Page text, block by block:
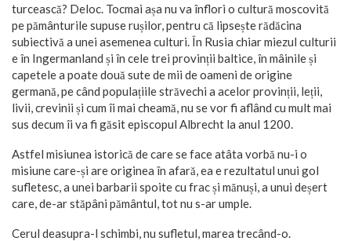
turcească? Deloc. Tocmai așa nu va înflori o cultură moscovită
pe pământurile supuse rușilor, pentru că lipsește rădăcina
subiectivă a unei asemenea culturi. În Rusia chiar miezul culturii
e în Ingermanland și în cele trei provinții baltice, în mâinile și
capetele a poate două sute de mii de oameni de origine
germană, pe când populațiile străvechi a acelor provinții, leții,
livii, crevinii și cum îi mai cheamă, nu se vor fi aflând cu mult mai
sus decum îi va fi găsit episcopul Albrecht la anul 1200.
Astfel misiunea istorică de care se face atâta vorbă nu-i o
misiune care-și are originea în afară, ea e rezultatul unui gol
sufletesc, a unei barbarii spoite cu frac și mănuși, a unui deșert
care, de-ar stăpâni pământul, tot nu s-ar umple.
Cerul deasupra-l schimbi, nu sufletul, marea trecând-o.